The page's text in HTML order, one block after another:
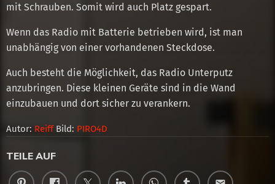
mit Schrauben. Somit wird auch Platz gespart.
Wenn das Radio mit Batterie betrieben wird, ist man
unabhängig von einer vorhandenen Steckdose.
Auch besteht die Möglichkeit, das Radio Unterputz
anzubringen. Diese kleinen Geräte sind in die Wand
einzubauen und dort sicher zu verankern.
Autor: ReiffBild: PIRO4D
TEILE AUF